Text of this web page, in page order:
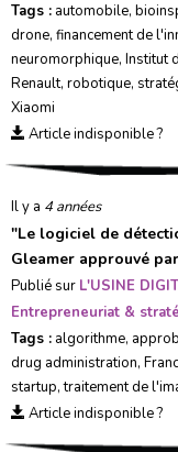
Tags : automobile,
drone, financement de
neuromorphique, Institut
Renault, robotique,
Xiaomi
Article indisponible ?
Il y a 4 années
"Le logiciel de
Gleamer approuvé
Publié sur L'USINE
Entrepreneuriat &
Tags : algorithme,
drug administration,
startup,traitement de
Article indisponible ?